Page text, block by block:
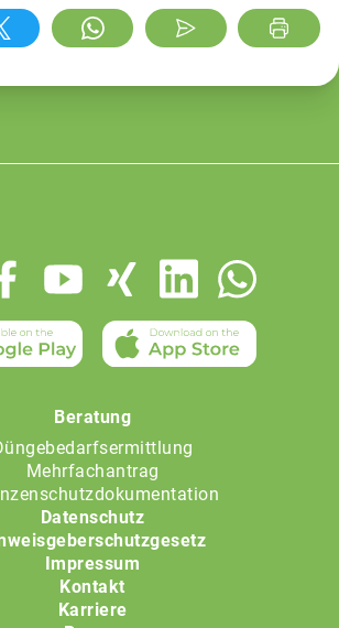
Beratung
Mehrfachantrag
Datenschutz
Impressum
Kontakt
Karriere